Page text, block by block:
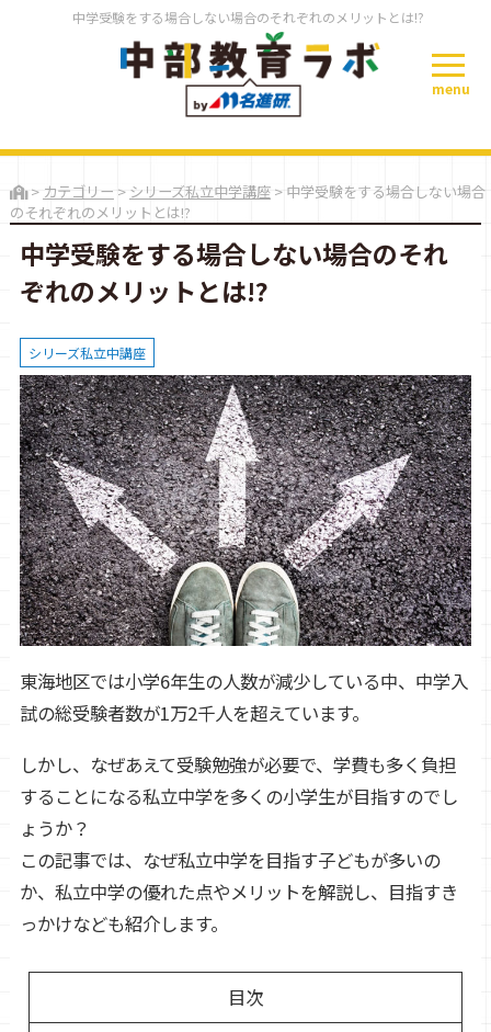
中学受験をする場合しない場合のそれぞれのメリットとは!?
menu
> カテゴリー > シリーズ私立中学講座> 中学受験をする場合しない場合
のそれぞれのメリットとは!?
中学受験をする場合しない場合のそれ
ぞれのメリットとは!?
シリーズ私立中講座
東海地区では小学6年生の人数が減少している中、中学入
試の総受験者数が1万2千人を超えています。
しかし、なぜあえて受験勉強が必要で、学費も多く負担
することになる私立中学を多くの小学生が目指すのでし
ょうか？
この記事では、なぜ私立中学を目指す子どもが多いの
か、私立中学の優れた点やメリットを解説し、目指すき
っかけなども紹介します。
目次